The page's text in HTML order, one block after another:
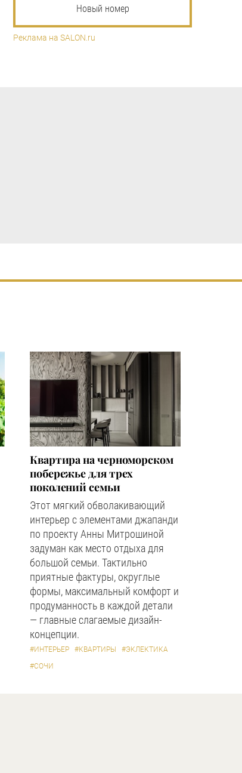
Новый номер
Реклама на SALON.ru
Квартира на черноморском
побережье для трех
поколений семьи
Этот мягкий обволакивающий
интерьер с элементами джапанди
по проекту Анны Митрошиной
задуман как место отдыха для
большой семьи. Тактильно
приятные фактуры, округлые
формы, максимальный комфорт и
продуманность в каждой детали
— главные слагаемые дизайн-
концепции.
#ИНТЕРЬЕР #КВАРТИРЫ
#ЭКЛЕКТИКА
#СОЧИ